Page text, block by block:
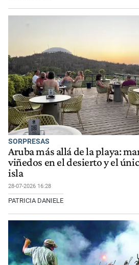
SORPRESAS
Aruba más allá de la playa:
viñedos en el desierto y el
isla
28-07-2026 16:28
PATRICIA DANIELE